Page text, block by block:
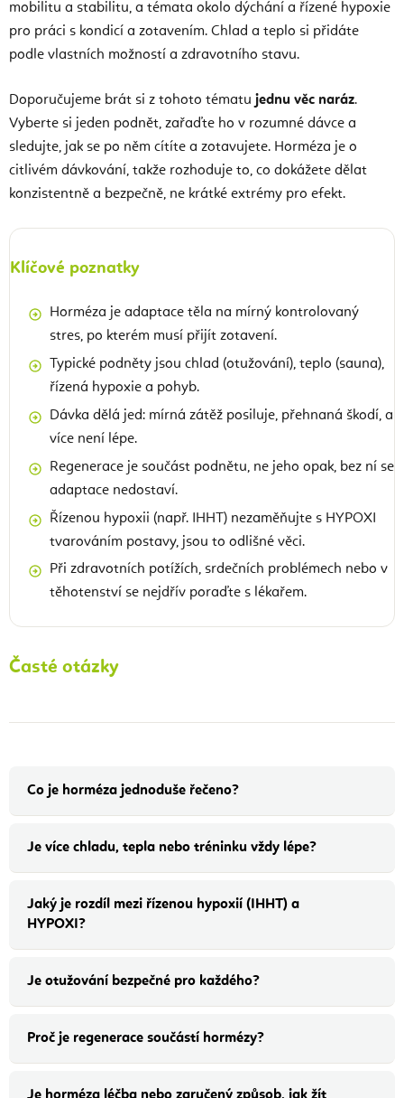
mobilitu a stabilitu, a témata okolo dýchání a řízené hypoxie
pro práci s kondicí a zotavením. Chlad a teplo si přidáte
podle vlastních možností a zdravotního stavu.
Doporučujeme brát si z tohoto tématu jednu věc naráz.
Vyberte si jeden podnět, zařaďte ho v rozumné dávce a
sledujte, jak se po něm cítíte a zotavujete. Horméza je o
citlivém dávkování, takže rozhoduje to, co dokážete dělat
konzistentně a bezpečně, ne krátké extrémy pro efekt.
Klíčové poznatky
Horméza je adaptace těla na mírný kontrolovaný
stres, po kterém musí přijít zotavení.
Typické podněty jsou chlad (otužování), teplo (sauna),
řízená hypoxie a pohyb.
Dávka dělá jed: mírná zátěž posiluje, přehnaná škodí, a
více není lépe.
Regenerace je součást podnětu, ne jeho opak, bez ní se
adaptace nedostaví.
Řízenou hypoxii (např. IHHT) nezaměňujte s HYPOXI
tvarováním postavy, jsou to odlišné věci.
Při zdravotních potížích, srdečních problémech nebo v
těhotenství se nejdřív poraďte s lékařem.
Časté otázky
Co je horméza jednoduše řečeno?
Je více chladu, tepla nebo tréninku vždy lépe?
Jaký je rozdíl mezi řízenou hypoxií (IHHT) a
HYPOXI?
Je otužování bezpečné pro každého?
Proč je regenerace součástí hormézy?